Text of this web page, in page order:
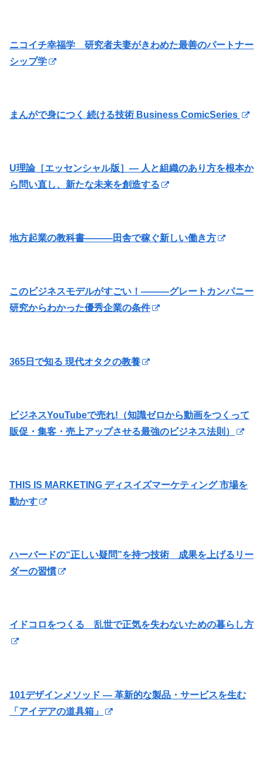
ニコイチ幸福学 研究者夫妻がきわめた最善のパートナー
シップ学
まんがで身につく 続ける技術 Business ComicSeries
U理論［エッセンシャル版］― 人と組織のあり方を根本か
ら問い直し、新たな未来を創造する
地方起業の教科書―――田舎で稼ぐ新しい働き方
このビジネスモデルがすごい！―――グレートカンパニー
研究からわかった優秀企業の条件
365日で知る 現代オタクの教養
ビジネスYouTubeで売れ!（知識ゼロから動画をつくって
販促・集客・売上アップさせる最強のビジネス法則）
THIS IS MARKETING ディスイズマーケティング 市場を
動かす
ハーバードの“正しい疑問”を持つ技術 成果を上げるリー
ダーの習慣
イドコロをつくる 乱世で正気を失わないための暮らし方
101デザインメソッド ― 革新的な製品・サービスを生む
「アイデアの道具箱」